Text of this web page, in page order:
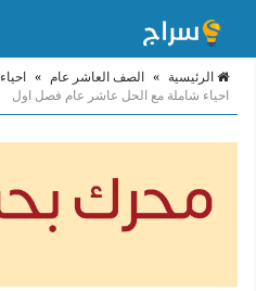
الرئيسية » الصف العاشر عام » احياء
احياء شاملة مع الحل عاشر عام فصل اول